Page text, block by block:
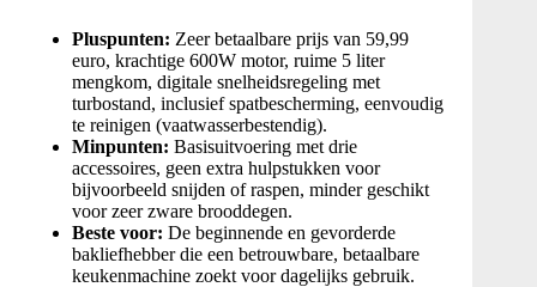
Pluspunten: Zeer betaalbare prijs van 59,99
euro, krachtige 600W motor, ruime 5 liter
mengkom, digitale snelheidsregeling met
turbostand, inclusief spatbescherming, eenvoudig
te reinigen (vaatwasserbestendig).
Minpunten: Basisuitvoering met drie
accessoires, geen extra hulpstukken voor
bijvoorbeeld snijden of raspen, minder geschikt
voor zeer zware brooddegen.
Beste voor: De beginnende en gevorderde
bakliefhebber die een betrouwbare, betaalbare
keukenmachine zoekt voor dagelijks gebruik.